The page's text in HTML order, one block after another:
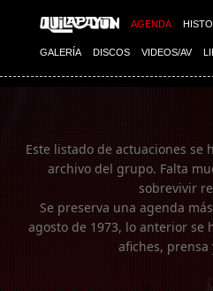
AGENDA
GALERÍA DISCOS VIDEOS/AV
Imagen 01
Este listado de actuaciones se
archivo del grupo. Falta
sobrevivir
Se preserva una agenda
agosto de 1973, lo anterior
afiches, prensa